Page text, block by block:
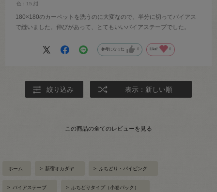
色：15.紺
180×180のカーペットを洗うのに大変なので、半分に切ってバイアス
で縫いました。伸びがあって、とてもいいバイアステープでした。
参考になった 0 Like! 0
絞り込み 表示：新しい順
この商品の全てのレビューを見る
ホーム > 新宿オカダヤ > ふちどり・パイピング
> バイアステープ > ふちどりタイプ（小巻パック）